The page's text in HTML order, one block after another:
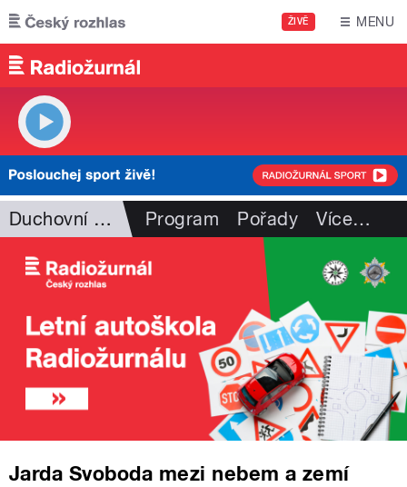
Přejít k hlavnímu obsahu
ŽIVĚ MENU
Duchovní hudba Program Pořady Více…
Jarda Svoboda mezi nebem a zemí